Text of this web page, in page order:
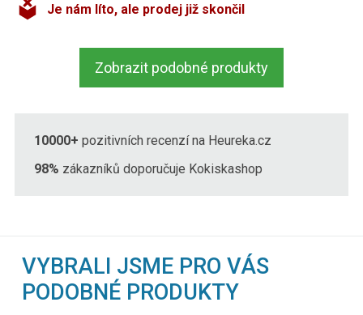
Je nám líto, ale prodej již skončil
Zobrazit podobné produkty
10000+ pozitivních recenzí na Heureka.cz
98% zákazníků doporučuje Kokiskashop
VYBRALI JSME PRO VÁS
PODOBNÉ PRODUKTY